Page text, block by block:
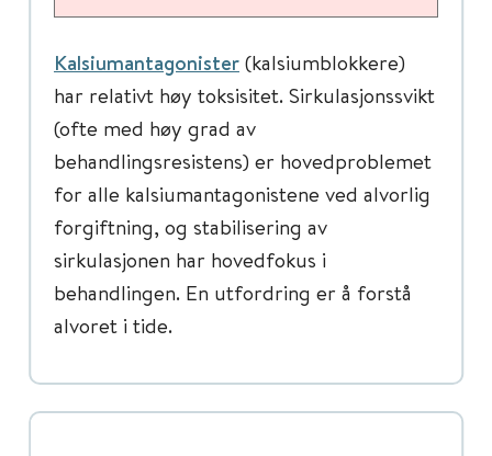
Kalsiumantagonister (kalsiumblokkere)
har relativt høy toksisitet. Sirkulasjonssvikt
(ofte med høy grad av
behandlingsresistens) er hovedproblemet
for alle kalsiumantagonistene ved alvorlig
forgiftning, og stabilisering av
sirkulasjonen har hovedfokus i
behandlingen. En utfordring er å forstå
alvoret i tide.